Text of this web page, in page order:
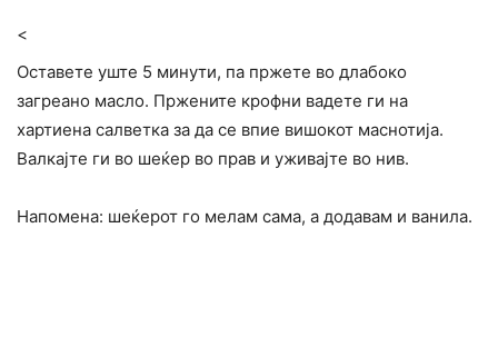
<
Оставете уште 5 минути, па пржете во длабоко
загреано масло. Пржените крофни вадете ги на
хартиена салветка за да се впие вишокот маснотија.
Валкајте ги во шеќер во прав и уживајте во нив.
Напомена: шеќерот го мелам сама, а додавам и ванила.